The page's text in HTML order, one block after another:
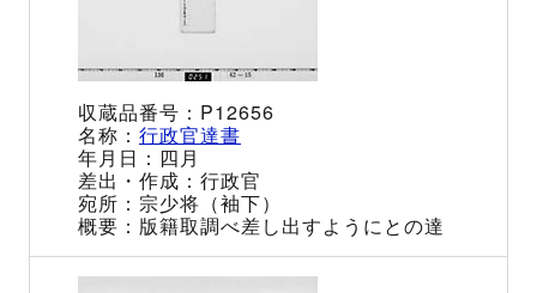
P12656
行政官達書
四月
行政官
宗少将（袖下）
版籍取調べ差し出すようにとの達